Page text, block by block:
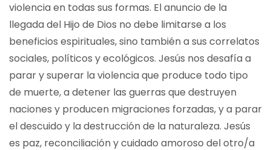
violencia en todas sus formas. El anuncio de la
llegada del Hijo de Dios no debe limitarse a los
beneficios espirituales, sino también a sus correlatos
sociales, políticos y ecológicos. Jesús nos desafía a
parar y superar la violencia que produce todo tipo
de muerte, a detener las guerras que destruyen
naciones y producen migraciones forzadas, y a parar
el descuido y la destrucción de la naturaleza. Jesús
es paz, reconciliación y cuidado amoroso del otro/a